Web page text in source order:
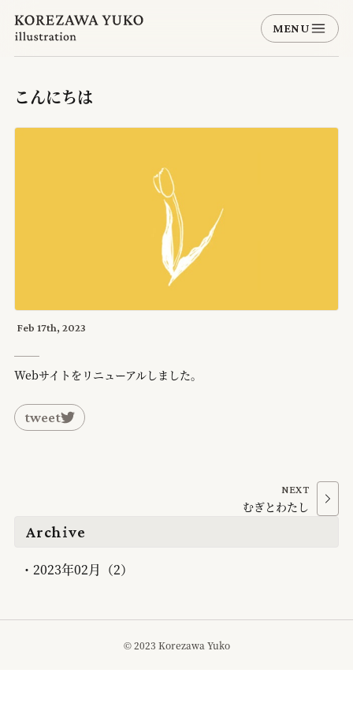
MENU
こんにちは
Feb 17th, 2023
Webサイトをリニューアルしました。
tweet
NEXT
むぎとわたし
Archive
2023年02月 （2）
© 2023 Korezawa Yuko